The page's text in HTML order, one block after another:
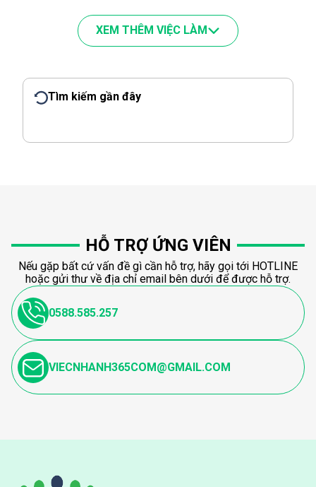
XEM THÊM VIỆC LÀM
Tìm kiếm gần đây
HỖ TRỢ ỨNG VIÊN
Nếu gặp bất cứ vấn đề gì cần hỗ trợ, hãy gọi tới HOTLINE
hoặc gửi thư về địa chỉ email bên dưới để được hỗ trợ.
0588.585.257
VIECNHANH365COM@GMAIL.COM